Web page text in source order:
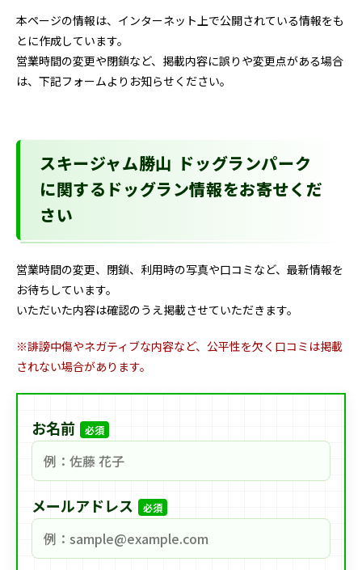
本ページの情報は、インターネット上で公開されている情報をも
とに作成しています。
営業時間の変更や閉鎖など、掲載内容に誤りや変更点がある場合
は、下記フォームよりお知らせください。
スキージャム勝山 ドッグランパーク
に関するドッグラン情報をお寄せくだ
さい
営業時間の変更、閉鎖、利用時の写真や口コミなど、最新情報を
お待ちしています。
いただいた内容は確認のうえ掲載させていただきます。
※誹謗中傷やネガティブな内容など、公平性を欠く口コミは掲載
されない場合があります。
お名前 必須
メールアドレス 必須